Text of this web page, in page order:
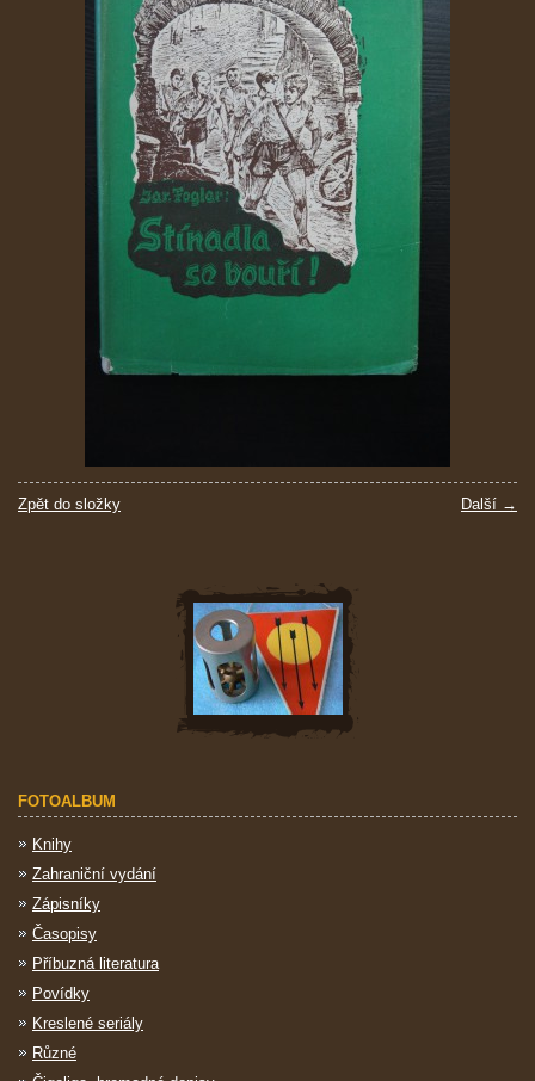
Další →
Zpět do složky
FOTOALBUM
Knihy
Zahraniční vydání
Zápisníky
Časopisy
Příbuzná literatura
Povídky
Kreslené seriály
Různé